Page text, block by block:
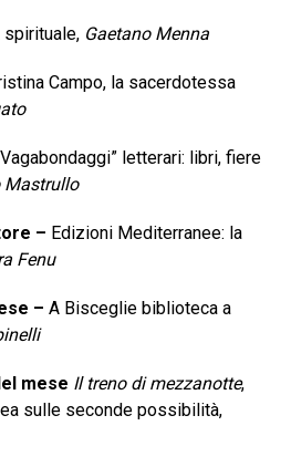
spirituale, Gaetano Menna
Campo, la sacerdotessa
letterari: libri, fiere
Mastrullo
– Edizioni Mediterranee: la
Fenu
– A Bisceglie biblioteca a
mese Il treno di mezzanotte,
sulle seconde possibilità,